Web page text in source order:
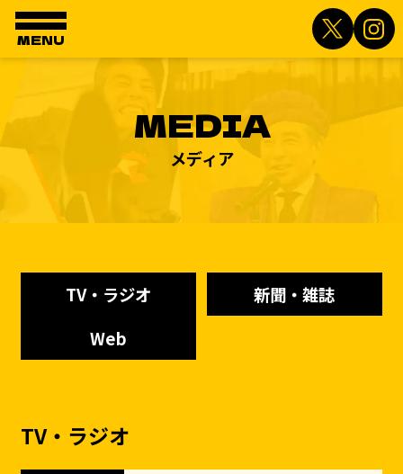
MENU
MEDIA
メディア
TV・ラジオ
新聞・雑誌
Web
TV・ラジオ